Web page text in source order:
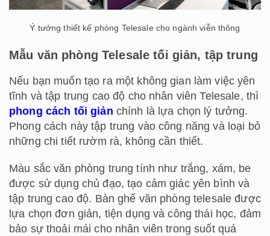
Ý tưởng thiết kế phòng Telesale cho ngành viễn thông
Mẫu văn phòng Telesale tối giản, tập trung
Nếu bạn muốn tạo ra một không gian làm việc yên
tĩnh và tập trung cao độ cho nhân viên Telesale, thì
phong cách tối giản chính là lựa chọn lý tưởng.
Phong cách này tập trung vào công năng và loại bỏ
những chi tiết rườm rà, không cần thiết.
Màu sắc văn phòng trung tính như trắng, xám, be
được sử dụng chủ đạo, tạo cảm giác yên bình và
tập trung cao độ. Bàn ghế văn phòng telesale được
lựa chọn đơn giản, tiện dụng và công thái học, đảm
bảo sự thoải mái cho nhân viên trong suốt quá